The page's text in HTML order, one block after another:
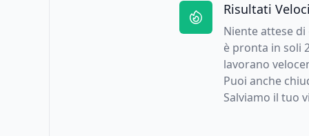
Risultati
Niente attese
è pronta in soli
lavorano
Puoi anche
Salviamo il tuo